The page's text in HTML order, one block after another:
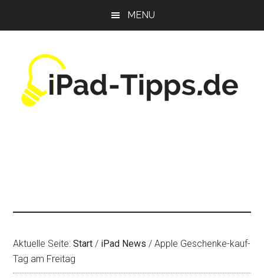
MENU
Aktuelle Seite:Start / iPad News / Apple Geschenke-kauf-
Tag am Freitag